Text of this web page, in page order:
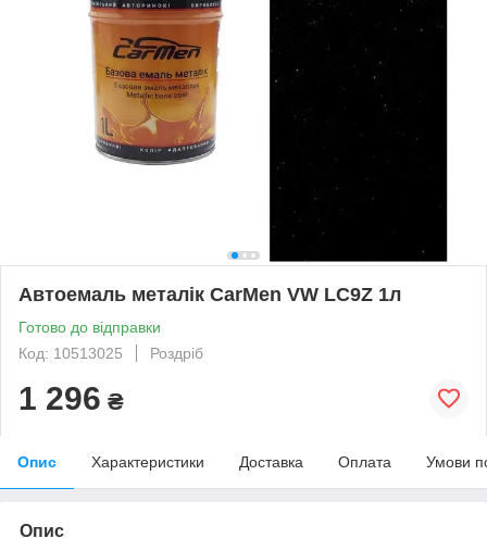
Автоемаль металік CarMen VW LC9Z 1л
Готово до відправки
Код: 10513025
Роздріб
1 296 ₴
Опис Характеристики Доставка Оплата Умови
Опис